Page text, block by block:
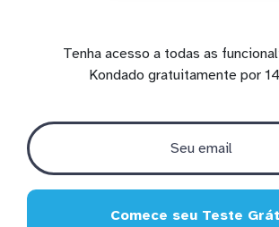
Tenha acesso a todas as
Kondado gratuitamente por
Comece seu Teste